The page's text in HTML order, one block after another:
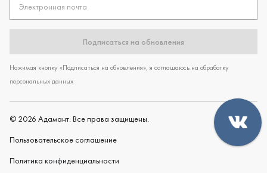
Электронная почта
Подписаться на обновления
Нажимая кнопку «Подписаться на обновления», я соглашаюсь на обработку
персональных данных
© 2026 Адамант. Все права защищены.
Пользовательское cоглашение
Политика конфиденциальности